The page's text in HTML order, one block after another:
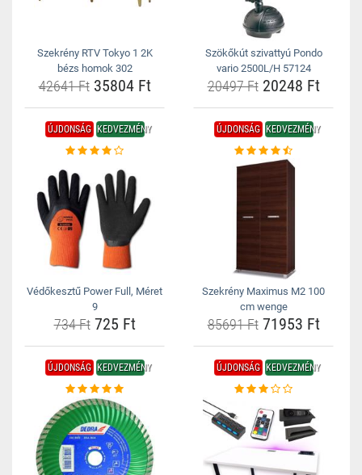
Szekrény RTV Tokyo 1 2K
bézs homok 302
42641 Ft35804 Ft
Szökőkút szivattyú Pondo
vario 2500L/H 57124
20497 Ft20248 Ft
ÚJDONSÁG KEDVEZMÉNY
Védőkesztű Power Full, Méret
9
734 Ft725 Ft
ÚJDONSÁG KEDVEZMÉNY
Szekrény Maximus M2 100
cm wenge
85691 Ft71953 Ft
ÚJDONSÁG KEDVEZMÉNY ÚJDONSÁG KEDVEZMÉNY